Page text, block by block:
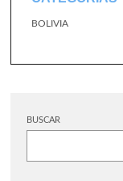
BOLIVIA
BUSCAR